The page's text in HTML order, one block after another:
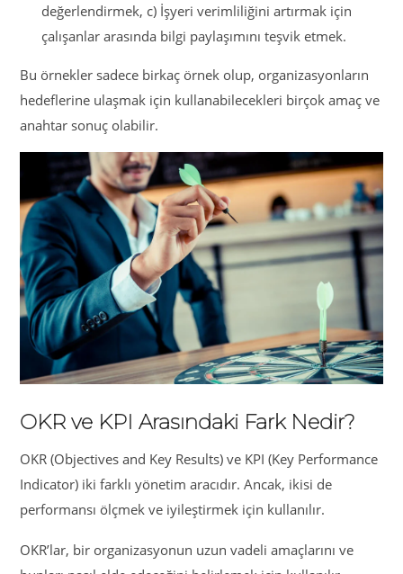
değerlendirmek, c) İşyeri verimliliğini artırmak için
çalışanlar arasında bilgi paylaşımını teşvik etmek.
Bu örnekler sadece birkaç örnek olup, organizasyonların
hedeflerine ulaşmak için kullanabilecekleri birçok amaç ve
anahtar sonuç olabilir.
OKR ve KPI Arasındaki Fark Nedir?
OKR (Objectives and Key Results) ve KPI (Key Performance
Indicator) iki farklı yönetim aracıdır. Ancak, ikisi de
performansı ölçmek ve iyileştirmek için kullanılır.
OKR’lar, bir organizasyonun uzun vadeli amaçlarını ve